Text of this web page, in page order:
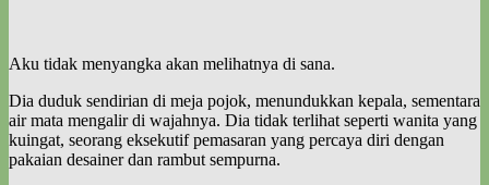
Aku tidak menyangka akan melihatnya di sana.
Dia duduk sendirian di meja pojok, menundukkan kepala, sementara
air mata mengalir di wajahnya. Dia tidak terlihat seperti wanita yang
kuingat, seorang eksekutif pemasaran yang percaya diri dengan
pakaian desainer dan rambut sempurna.